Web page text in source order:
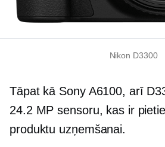
Nikon D3300
Tāpat kā Sony A6100, arī
24.2 MP sensoru, kas ir
produktu uzņemšanai.